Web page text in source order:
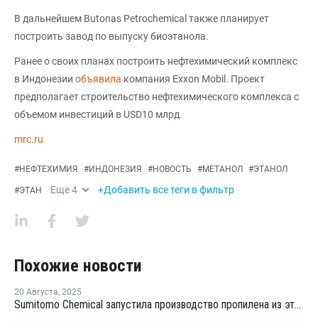
В дальнейшем Butonas Petrochemical также планирует
построить завод по выпуску биоэтанола.
Ранее о своих планах построить нефтехимический комплекс
в Индонезии объявила компания Exxon Mobil. Проект
предполагает строительство нефтехимического комплекса с
объемом инвестиций в USD10 млрд.
mrc.ru
#НЕФТЕХИМИЯ #ИНДОНЕЗИЯ #НОВОСТЬ #МЕТАНОЛ #ЭТАНОЛ
#ЭТАН Еще4 +Добавить все теги в фильтр
Похожие новости
20 Августа, 2025
Sumitomo Chemical запустила производство пропилена из этанола